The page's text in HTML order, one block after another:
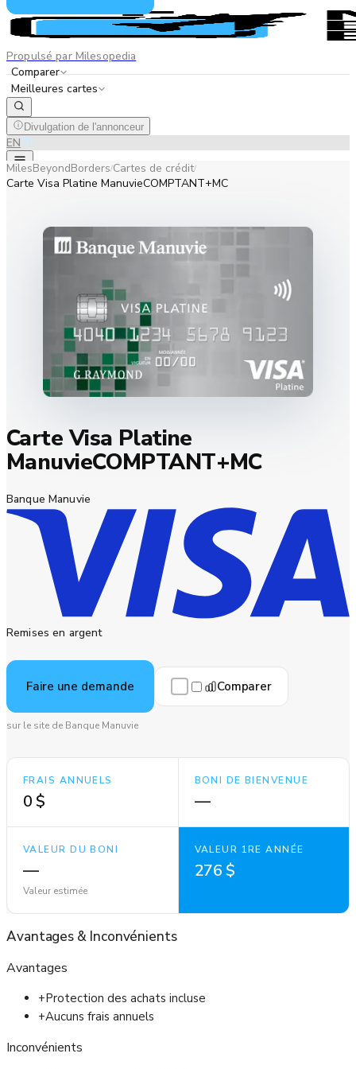
Propulsé par Milesopedia
Comparer
Meilleures cartes
Divulgation de l'annonceur
ENFR
MilesBeyondBorders/Cartes de crédit/
Carte Visa Platine ManuvieCOMPTANT+MC
Carte Visa Platine
ManuvieCOMPTANT+MC
Banque Manuvie
Remises en argent
Faire une demande Comparer
sur le site de Banque Manuvie
FRAIS ANNUELS
0 $
BONI DE BIENVENUE
—
VALEUR DU BONI
—
Valeur estimée
VALEUR 1RE ANNÉE
276 $
Avantages & Inconvénients
Avantages
+Protection des achats incluse
+Aucuns frais annuels
Inconvénients